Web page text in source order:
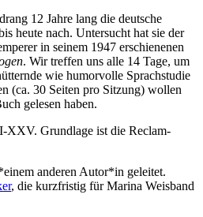
12 Jahre lang die deutsche
heute nach. Untersucht hat sie der
in seinem 1947 erschienenen
. Wir treffen uns alle 14 Tage, um
wie humorvolle Sprachstudie
(ca. 30 Seiten pro Sitzung) wollen
gelesen haben.
Grundlage ist die Reclam-
anderen Autor*in geleitet.
, die kurzfristig für Marina Weisband